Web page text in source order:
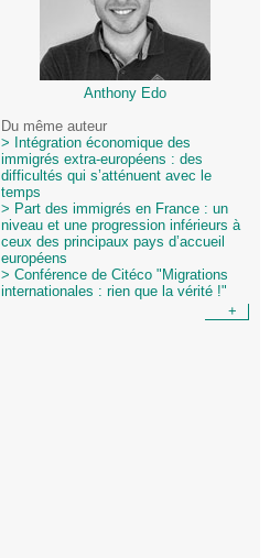
Anthony Edo
Du même auteur
> Intégration économique des
immigrés extra-européens : des
difficultés qui s’atténuent avec le
temps
> Part des immigrés en France : un
niveau et une progression inférieurs à
ceux des principaux pays d’accueil
européens
> Conférence de Citéco "Migrations
internationales : rien que la vérité !"
+